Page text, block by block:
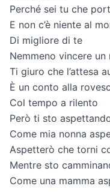
Perché sei tu che
E non c’è niente al
Di migliore di te
Nemmeno vincere un
Ti giuro che l’attesa
È un conto alla
Col tempo a rilento
Però ti sto
Come mia nonna
Aspetterò che torni
Mentre sto
Come una mamma